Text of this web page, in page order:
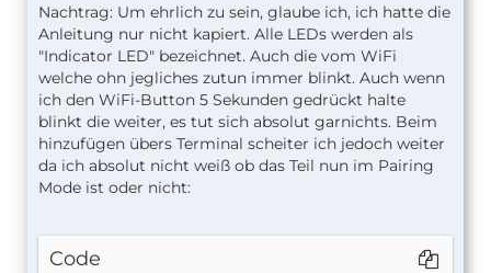
Nachtrag: Um ehrlich zu sein, glaube ich, ich hatte die
Anleitung nur nicht kapiert. Alle LEDs werden als
"Indicator LED" bezeichnet. Auch die vom WiFi
welche ohn jegliches zutun immer blinkt. Auch wenn
ich den WiFi-Button 5 Sekunden gedrückt halte
blinkt die weiter, es tut sich absolut garnichts. Beim
hinzufügen übers Terminal scheiter ich jedoch weiter
da ich absolut nicht weiß ob das Teil nun im Pairing
Mode ist oder nicht:
Code